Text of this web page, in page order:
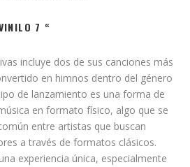
7 “
incluye dos de sus canciones más
en himnos dentro del género
de lanzamiento es una forma de
en formato físico, algo que se
entre artistas que buscan
a través de formatos clásicos.
experiencia única, especialmente